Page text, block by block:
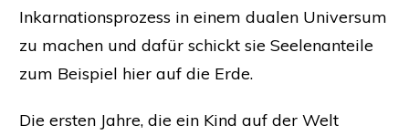
Inkarnationsprozess in einem dualen Universum
zu machen und dafür schickt sie Seelenanteile
zum Beispiel hier auf die Erde.
Die ersten Jahre, die ein Kind auf der Welt